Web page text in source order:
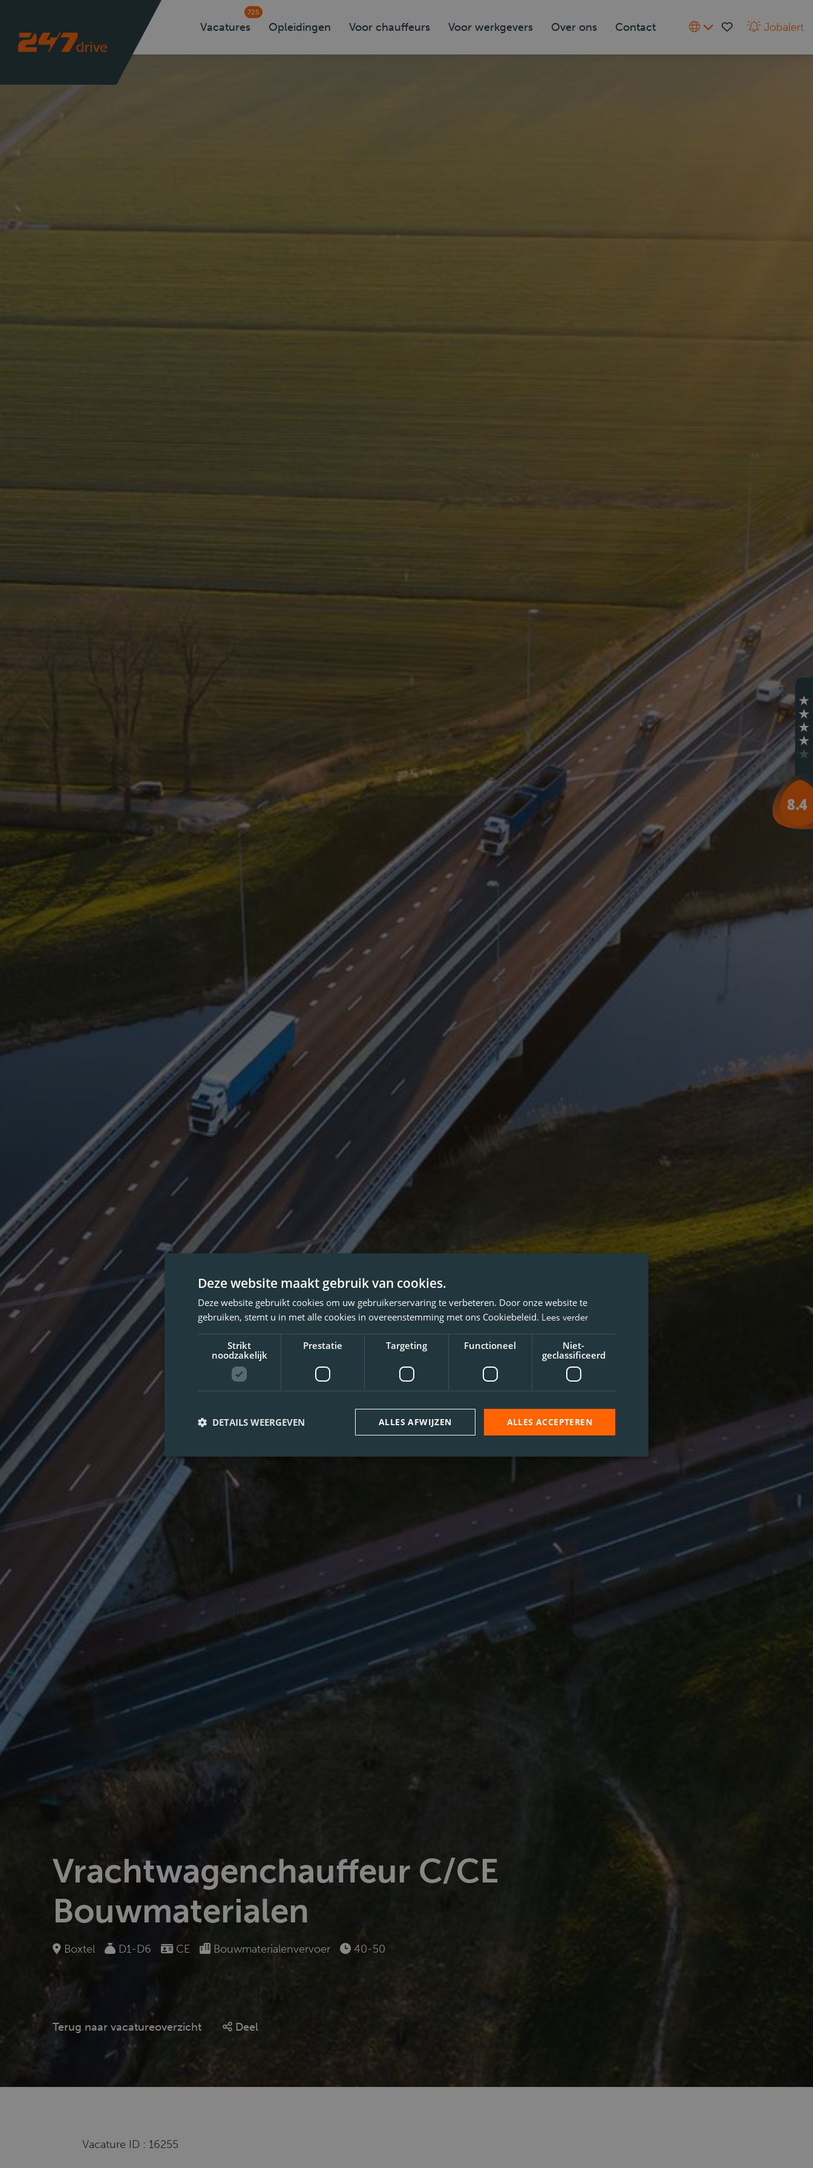
Vacatures
725
Opleidingen Voor chauffeurs Voor werkgevers Over ons Contact Jobalert
Vrachtwagenchauffeur C/CE
Bouwmaterialen
Boxtel D1-D6 CE Bouwmaterialenvervoer 40-50
Terug naar vacatureoverzicht Deel
Vacature ID : 16255
Deze website maakt gebruik van cookies.
Deze website gebruikt cookies om uw gebruikerservaring te verbeteren. Door onze website te
gebruiken, stemt u in met alle cookies in overeenstemming met ons Cookiebeleid. Lees verder
Strikt
noodzakelijk
Prestatie Targeting Functioneel
Niet-
geclassificeerd
ALLES ACCEPTEREN
ALLES AFWIJZEN
DETAILS WEERGEVEN